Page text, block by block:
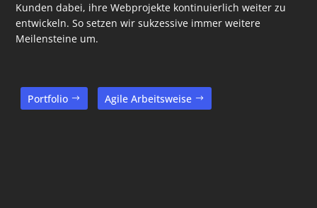
Kunden dabei, ihre Webprojekte kontinuierlich weiter zu
entwickeln. So setzen wir sukzessive immer weitere
Meilensteine um.
Portfolio Agile Arbeitsweise